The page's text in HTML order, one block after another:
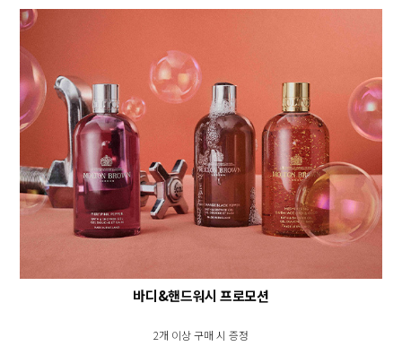
바디&핸드워시 프로모션
2개 이상 구매 시 증정